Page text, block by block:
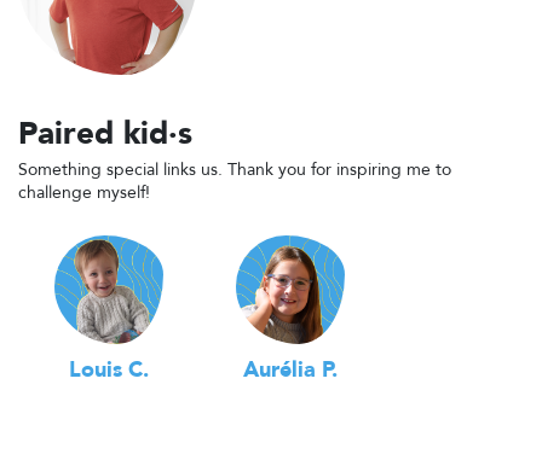
Paired kid·s
Something special links us. Thank you for inspiring me to
challenge myself!
Louis C. Aurélia P.